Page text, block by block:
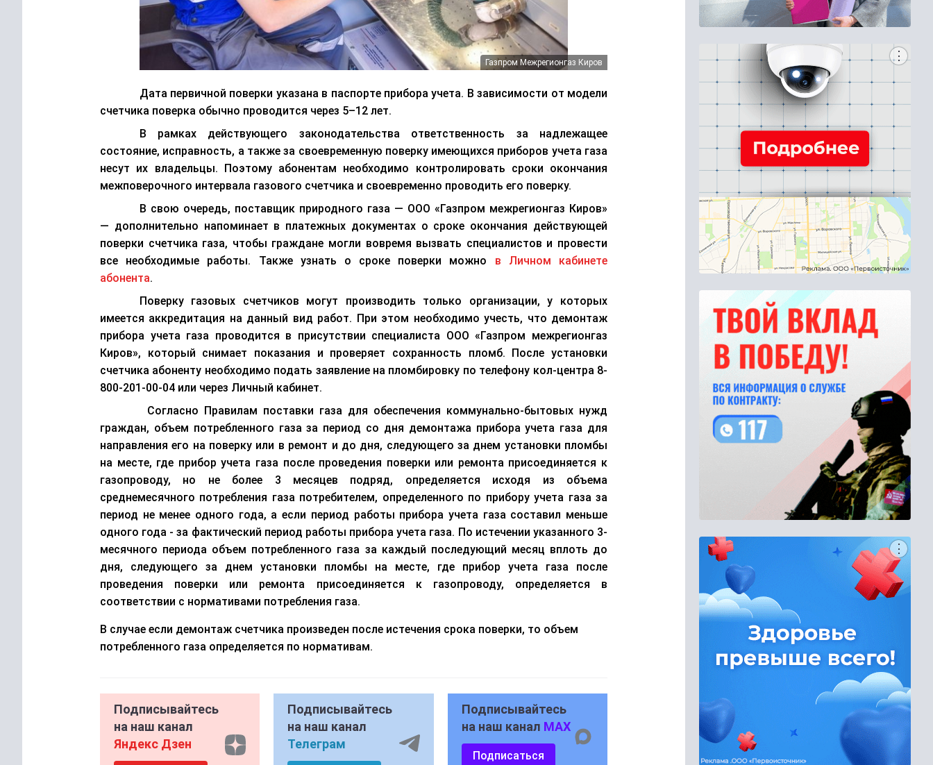
Газпром Межрегионгаз Киров
Дата первичной поверки указана в паспорте прибора учета. В зависимости от модели
счетчика поверка обычно проводится через 5–12 лет.
В рамках действующего законодательства ответственность за надлежащее
состояние, исправность, а также за своевременную поверку имеющихся приборов учета газа
несут их владельцы. Поэтому абонентам необходимо контролировать сроки окончания
межповерочного интервала газового счетчика и своевременно проводить его поверку.
В свою очередь, поставщик природного газа — ООО «Газпром межрегионгаз Киров»
— дополнительно напоминает в платежных документах о сроке окончания действующей
поверки счетчика газа, чтобы граждане могли вовремя вызвать специалистов и провести
все необходимые работы. Также узнать о сроке поверки можно в Личном кабинете
абонента.
Поверку газовых счетчиков могут производить только организации, у которых
имеется аккредитация на данный вид работ. При этом необходимо учесть, что демонтаж
прибора учета газа проводится в присутствии специалиста ООО «Газпром межрегионгаз
Киров», который снимает показания и проверяет сохранность пломб. После установки
счетчика абоненту необходимо подать заявление на пломбировку по телефону кол-центра 8-
800-201-00-04 или через Личный кабинет.
Согласно Правилам поставки газа для обеспечения коммунально-бытовых нужд
граждан, объем потребленного газа за период со дня демонтажа прибора учета газа для
направления его на поверку или в ремонт и до дня, следующего за днем установки пломбы
на месте, где прибор учета газа после проведения поверки или ремонта присоединяется к
газопроводу, но не более 3 месяцев подряд, определяется исходя из объема
среднемесячного потребления газа потребителем, определенного по прибору учета газа за
период не менее одного года, а если период работы прибора учета газа составил меньше
одного года - за фактический период работы прибора учета газа. По истечении указанного 3-
месячного периода объем потребленного газа за каждый последующий месяц вплоть до
дня, следующего за днем установки пломбы на месте, где прибор учета газа после
проведения поверки или ремонта присоединяется к газопроводу, определяется в
соответствии с нормативами потребления газа.
В случае если демонтаж счетчика произведен после истечения срока поверки, то объем
потребленного газа определяется по нормативам.
Подписывайтесь
на наш канал
Яндекс Дзен
Подписывайтесь
на наш канал
Телеграм
Подписывайтесь
на наш канал MAX
Подписаться